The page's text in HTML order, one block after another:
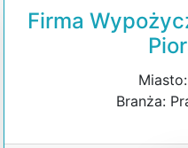
Firma
Branża: